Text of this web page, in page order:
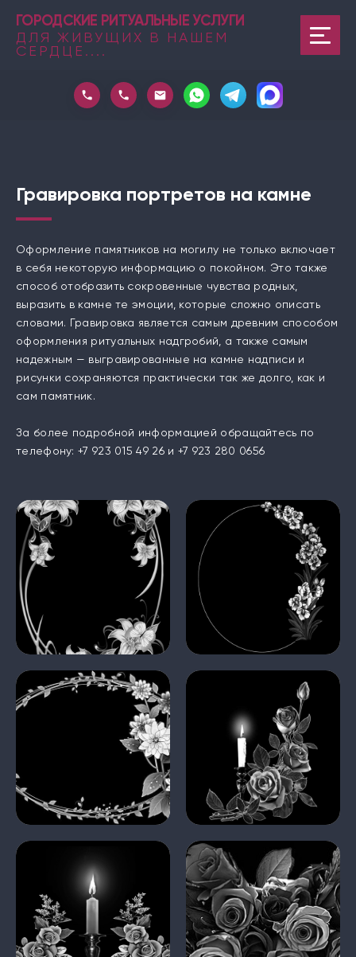
ГОРОДСКИЕ РИТУАЛЬНЫЕ УСЛУГИ
ДЛЯ ЖИВУЩИХ В НАШЕМ
СЕРДЦЕ....
Гравировка портретов на камне
Оформление памятников на могилу не только включает
в себя некоторую информацию о покойном. Это также
способ отобразить сокровенные чувства родных,
выразить в камне те эмоции, которые сложно описать
словами. Гравировка является самым древним способом
оформления ритуальных надгробий, а также самым
надежным — выгравированные на камне надписи и
рисунки сохраняются практически так же долго, как и
сам памятник.
За более подробной информацией обращайтесь по
телефону: +7 923 015 49 26 и +7 923 280 0656